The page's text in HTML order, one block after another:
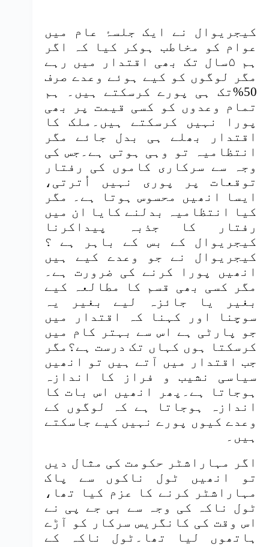
کیجریوال نے ایک جلسۂ عام میں
عوام کو مخاطب ہوکر کیا کہ اگر
ہم ۵سال تک بھی اقتدار میں رہے
مگر لوگوں کو کیے ہوئے وعدے صرف
50%تک ہی پورے کرسکتے ہیں۔ ہم
تمام وعدوں کو کسی قیمت پر بھی
پورا نہیں کرسکتے ہیں۔ملک کا
اقتدار بھلے ہی بدل جائے مگر
انتظامیہ تو وہی ہوتی ہے۔جس کی
وجہ سے سرکاری کاموں کی رفتار
توقعات پر پوری نہیں اُترتی،
ایسا انھیں محسوس ہوتا ہے۔ مگر
کیا انتظامیہ بدلنے کایا ان میں
رفتار کا جذبہ پیداکرنا
کیجریوال کے بس کے باہر ہے ؟
کیجریوال نے جو وعدے کیے ہیں
انھیں پورا کرنے کی ضرورت ہے۔
مگر کسی بھی قسم کا مطالعہ کیے
بغیر یا جائزہ لیے بغیر یہ
سوچنا اور کہنا کہ اقتدار میں
جو پارٹی ہے اس سے بہتر کام میں
کرسکتا ہوں کہاں تک درست ہے؟مگر
جب اقتدار میں آتے ہیں تو انھیں
سیاسی نشیب و فراز کا اندازہ
ہوجاتا ہے۔پھر انھیں اس بات کا
اندازہ ہوجاتا ہے کہ لوگوں کے
وعدے کیوں پورے نہیں کیے جاسکتے
ہیں۔
اگر مہاراشٹر حکومت کی مثال دیں
تو انھیں ٹول ناکوں سے پاک
مہاراشٹر کرنے کا عزم کیا تھا،
ٹول ناکہ کی وجہ سے بی جے پی نے
اس وقت کی کانگریس سرکار کو آڑے
ہاتھوں لیا تھا۔ٹول ناکہ کے